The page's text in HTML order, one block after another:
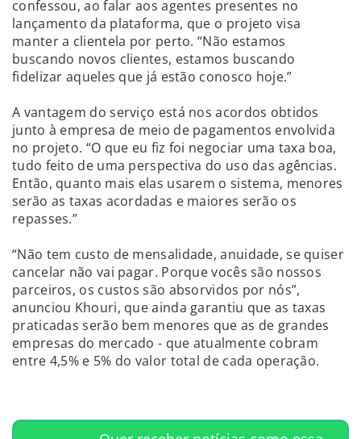
confessou, ao falar aos agentes presentes no
lançamento da plataforma, que o projeto visa
manter a clientela por perto. “Não estamos
buscando novos clientes, estamos buscando
fidelizar aqueles que já estão conosco hoje.”
A vantagem do serviço está nos acordos obtidos
junto à empresa de meio de pagamentos envolvida
no projeto. “O que eu fiz foi negociar uma taxa boa,
tudo feito de uma perspectiva do uso das agências.
Então, quanto mais elas usarem o sistema, menores
serão as taxas acordadas e maiores serão os
repasses.”
“Não tem custo de mensalidade, anuidade, se quiser
cancelar não vai pagar. Porque vocês são nossos
parceiros, os custos são absorvidos por nós”,
anunciou Khouri, que ainda garantiu que as taxas
praticadas serão bem menores que as de grandes
empresas do mercado - que atualmente cobram
entre 4,5% e 5% do valor total de cada operação.